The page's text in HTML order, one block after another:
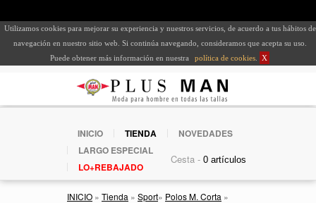
Utilizamos cookies para mejorar su experiencia y nuestros servicios, de acuerdo a tus hábitos de
navegación en nuestro sitio web. Si continúa navegando, consideramos que acepta su uso.
Puede obtener más información en nuestra
política de cookies X
INICIO TIENDA
NOVEDADES
LARGO ESPECIAL
LO+REBAJADO
Cesta -
INICIO » Tienda » Sport» Polos M. Corta »